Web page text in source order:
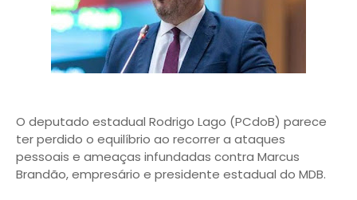
O deputado estadual Rodrigo Lago (PCdoB) parece
ter perdido o equilíbrio ao recorrer a ataques
pessoais e ameaças infundadas contra Marcus
Brandão, empresário e presidente estadual do MDB.